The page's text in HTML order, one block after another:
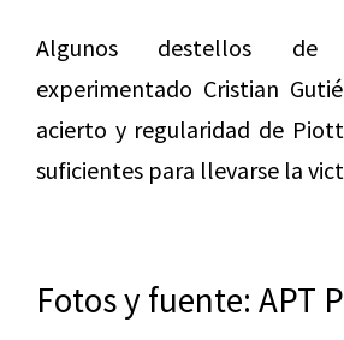
Algunos destellos
experimentado Cristian
acierto y regularidad de
suficientes para llevarse la
Fotos y fuente: APT